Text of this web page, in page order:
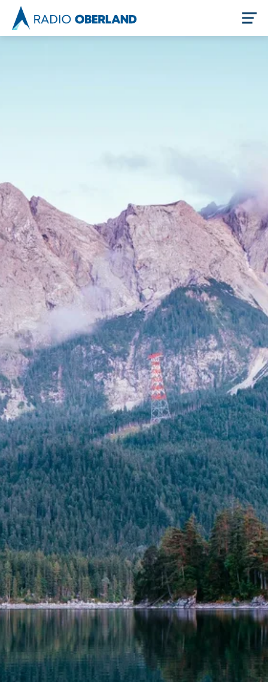
Newsreader
Stellenangebote
Unternehmen
Das geheime Geräusch
Wandern
Fotobox
Amphibienschutz
Team
Programm
Service
Nachgehört
Podcast
Newsletter
Zeit fürs Oberland
Handwerker